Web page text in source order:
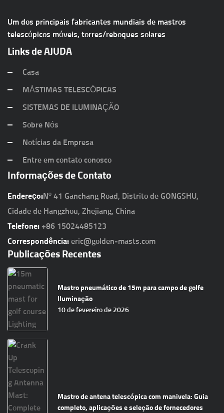
Um dos principais fabricantes mundiais de mastros
telescópicos móveis, torres/reboques solares
Links de AJUDA
Casa
MÁSTIMAS TELESCÓPICAS
SISTEMAS DE ILUMINAÇÃO
Sobre Nós
Notícias da Empresa
Entre em contato conosco
Informações de Contato
Endereço:Nº 41 Ganchang Road, Distrito de GONGSHU,
Cidade de Hangzhou, Zhejiang, China
Telefone: +86 15024485123
Correspondência: eric@golden-masts.com
Publicações Recentes
Mastro pneumático de 15m para campo de golfe
Iluminação
10 de fevereiro de 2026
Mastro de antena telescópica com manivela: Guia
completo, aplicações e seleção de fornecedores